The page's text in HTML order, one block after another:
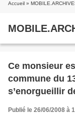
Accueil »
Ce monsieur
commune du
s’enorgueillir
sociaux sur le
Publié le 26/06/2008 à